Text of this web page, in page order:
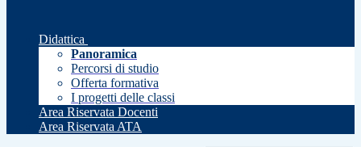
Didattica
Panoramica
Percorsi di studio
Offerta formativa
I progetti delle classi
Area Riservata Docenti
Area Riservata ATA